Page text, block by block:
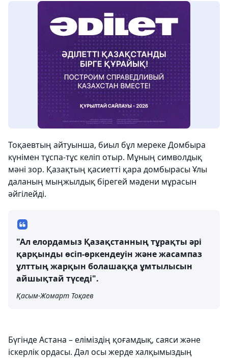
Тоқаевтың айтуынша, биыл бұл мереке Домбыра
күнімен тұспа-тұс келіп отыр. Мұның символдық
мәні зор. Қазақтың қасиетті қара домбырасы Ұлы
даланың мыңжылдық бірегей мәдени мұрасын
әйгілейді.
"Ал елордамыз Қазақстанның тұрақты әрі
қарқынды өсіп-өркендеуін және жасампаз
ұлттың жарқын болашаққа ұмтылысын
айшықтай түседі".
Қасым-Жомарт Тоқаев
Бүгінде Астана – еліміздің қоғамдық, саяси және
іскерлік ордасы. Дәл осы жерде халқымыздың